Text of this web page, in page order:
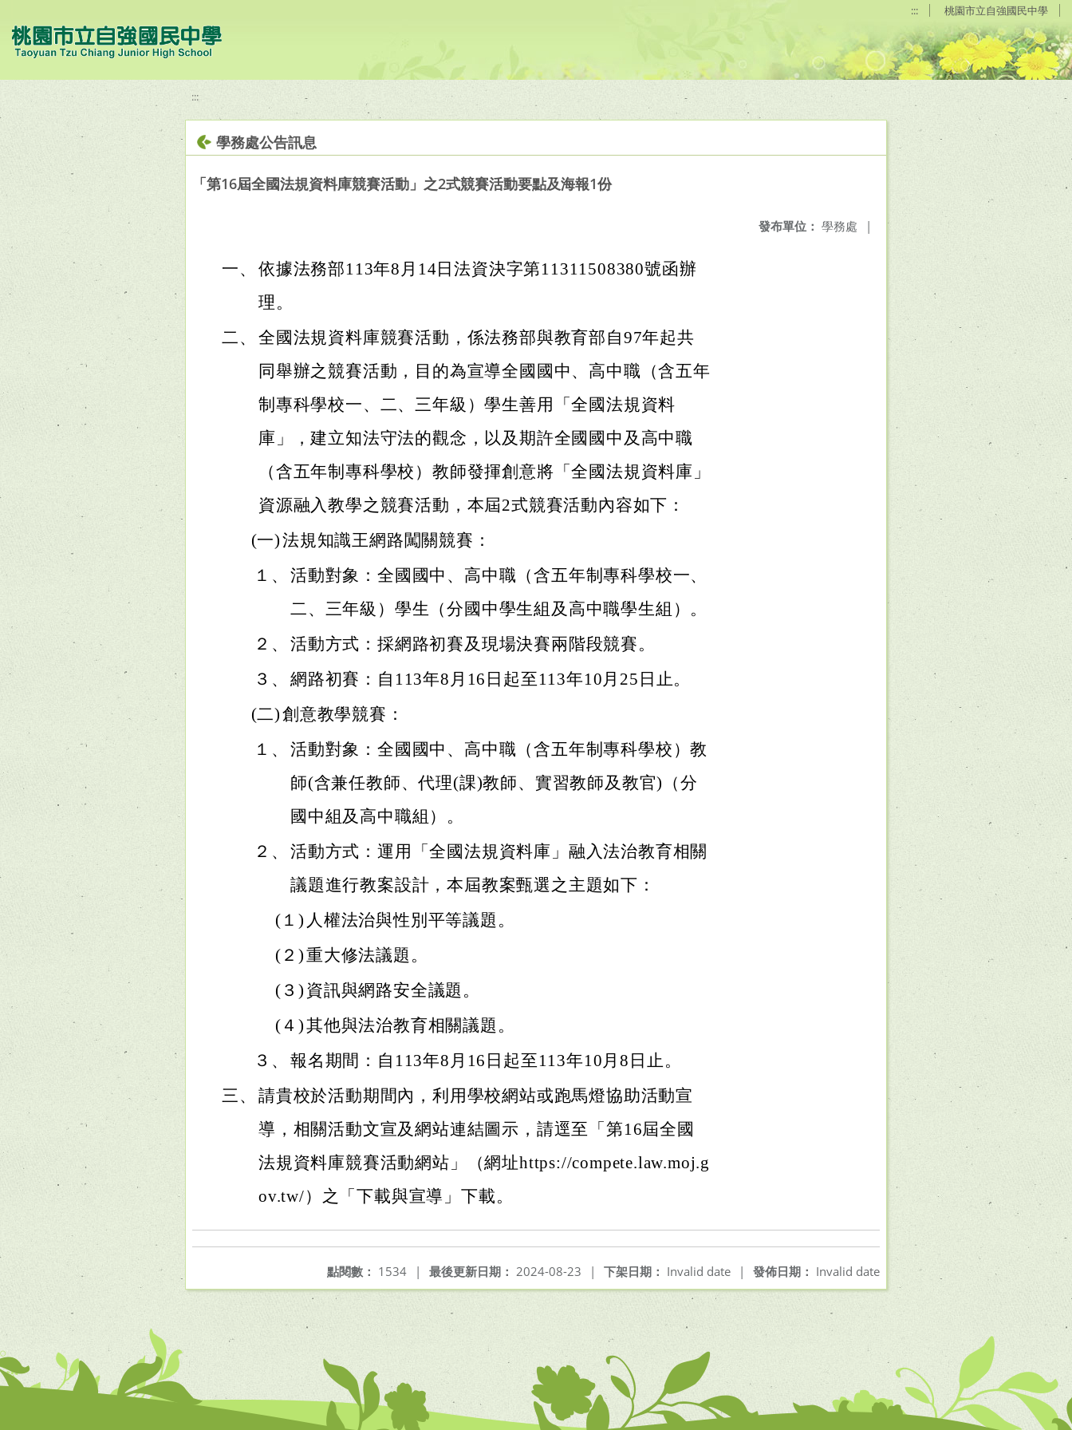
::: 桃園市立自強國民中學
:::
學務處公告訊息
「第16屆全國法規資料庫競賽活動」之2式競賽活動要點及海報1份
發布單位： 學務處 |
一、 依據法務部113年8月14日法資決字第11311508380號函辦
理。
二、 全國法規資料庫競賽活動，係法務部與教育部自97年起共
同舉辦之競賽活動，目的為宣導全國國中、高中職（含五年
制專科學校一、二、三年級）學生善用「全國法規資料
庫」，建立知法守法的觀念，以及期許全國國中及高中職
（含五年制專科學校）教師發揮創意將「全國法規資料庫」
資源融入教學之競賽活動，本屆2式競賽活動內容如下：
(一)法規知識王網路闖關競賽：
１、 活動對象：全國國中、高中職（含五年制專科學校一、
二、三年級）學生（分國中學生組及高中職學生組）。
２、 活動方式：採網路初賽及現場決賽兩階段競賽。
３、 網路初賽：自113年8月16日起至113年10月25日止。
(二)創意教學競賽：
１、 活動對象：全國國中、高中職（含五年制專科學校）教
師(含兼任教師、代理(課)教師、實習教師及教官)（分
國中組及高中職組）。
２、 活動方式：運用「全國法規資料庫」融入法治教育相關
議題進行教案設計，本屆教案甄選之主題如下：
(１) 人權法治與性別平等議題。
(２)重大修法議題。
(３) 資訊與網路安全議題。
(４)其他與法治教育相關議題。
３、 報名期間：自113年8月16日起至113年10月8日止。
三、 請貴校於活動期間內，利用學校網站或跑馬燈協助活動宣
導，相關活動文宣及網站連結圖示，請逕至「第16屆全國
法規資料庫競賽活動網站」（網址https://compete.law.moj.g
ov.tw/）之「下載與宣導」下載。
發佈日期： Invalid date
下架日期： Invalid date |
最後更新日期： 2024-08-23 |
點閱數： 1534 |